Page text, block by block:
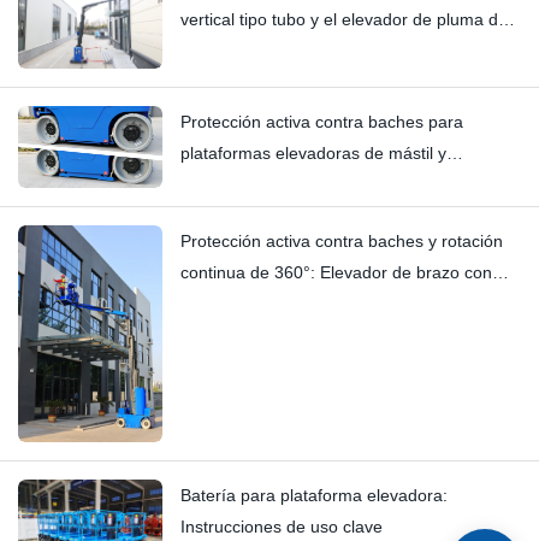
vertical tipo tubo y el elevador de pluma de
Protección activa contra baches para
plataformas elevadoras de mástil y
Protección activa contra baches y rotación
continua de 360°: Elevador de brazo con
Batería para plataforma elevadora:
Instrucciones de uso clave